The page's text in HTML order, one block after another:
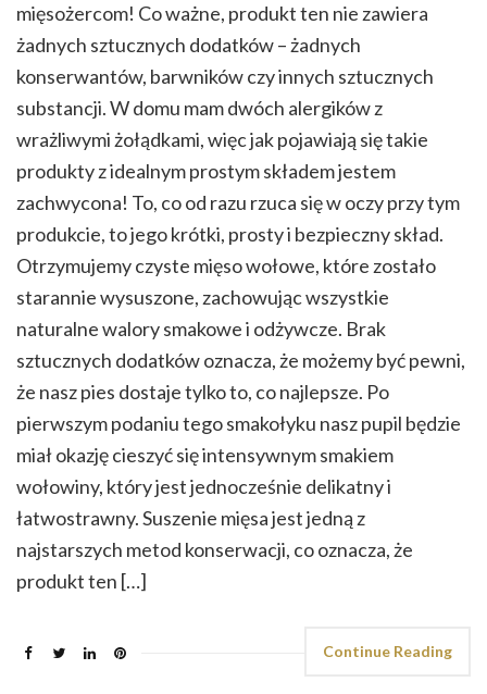
mięsożercom! Co ważne, produkt ten nie zawiera
żadnych sztucznych dodatków – żadnych
konserwantów, barwników czy innych sztucznych
substancji. W domu mam dwóch alergików z
wrażliwymi żołądkami, więc jak pojawiają się takie
produkty z idealnym prostym składem jestem
zachwycona! To, co od razu rzuca się w oczy przy tym
produkcie, to jego krótki, prosty i bezpieczny skład.
Otrzymujemy czyste mięso wołowe, które zostało
starannie wysuszone, zachowując wszystkie
naturalne walory smakowe i odżywcze. Brak
sztucznych dodatków oznacza, że możemy być pewni,
że nasz pies dostaje tylko to, co najlepsze. Po
pierwszym podaniu tego smakołyku nasz pupil będzie
miał okazję cieszyć się intensywnym smakiem
wołowiny, który jest jednocześnie delikatny i
łatwostrawny. Suszenie mięsa jest jedną z
najstarszych metod konserwacji, co oznacza, że
produkt ten […]
Continue Reading